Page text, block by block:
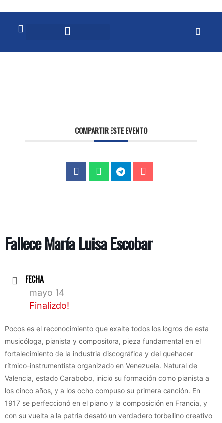
COMPARTIR ESTE EVENTO
Fallece María Luisa Escobar
FECHA
mayo 14
Finalizdo!
Pocos es el reconocimiento que exalte todos los logros de esta
musicóloga, pianista y compositora, pieza fundamental en el
fortalecimiento de la industria discográfica y del quehacer
rítmico-instrumentista organizado en Venezuela. Natural de
Valencia, estado Carabobo, inició su formación como pianista a
los cinco años, y a los ocho compuso su primera canción. En
1917 se perfeccionó en el piano y la composición en Francia, y
con su vuelta a la patria desató un verdadero torbellino creativo